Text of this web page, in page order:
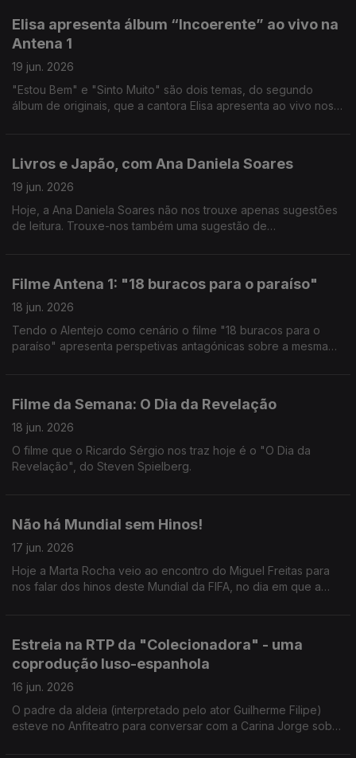
Elisa apresenta álbum “Incoerente” ao vivo na
Antena 1
19 jun. 2026
"Estou Bem" e "Sinto Muito" são dois temas, do segundo
álbum de originais, que a cantora Elisa apresenta ao vivo nos
Livros e Japão, com Ana Daniela Soares
19 jun. 2026
Hoje, a Ana Daniela Soares não nos trouxe apenas sugestões
de leitura. Trouxe-nos também uma sugestão de
Filme Antena 1: "18 buracos para o paraíso"
18 jun. 2026
Tendo o Alentejo como cenário o filme "18 buracos para o
paraíso" apresenta perspetivas antagónicas sobre a mesma
Filme da Semana: O Dia da Revelação
18 jun. 2026
O filme que o Ricardo Sérgio nos traz hoje é o "O Dia da
Revelação", do Steven Spielberg.
Não há Mundial sem Hinos!
17 jun. 2026
Hoje a Marta Rocha veio ao encontro do Miguel Freitas para
nos falar dos hinos deste Mundial da FIFA, no dia em que a
Estreia na RTP da "Colecionadora" - uma
coprodução luso-espanhola
16 jun. 2026
O padre da aldeia (interpretado pelo ator Guilherme Filipe)
esteve no Anfiteatro para conversar com a Carina Jorge sobre